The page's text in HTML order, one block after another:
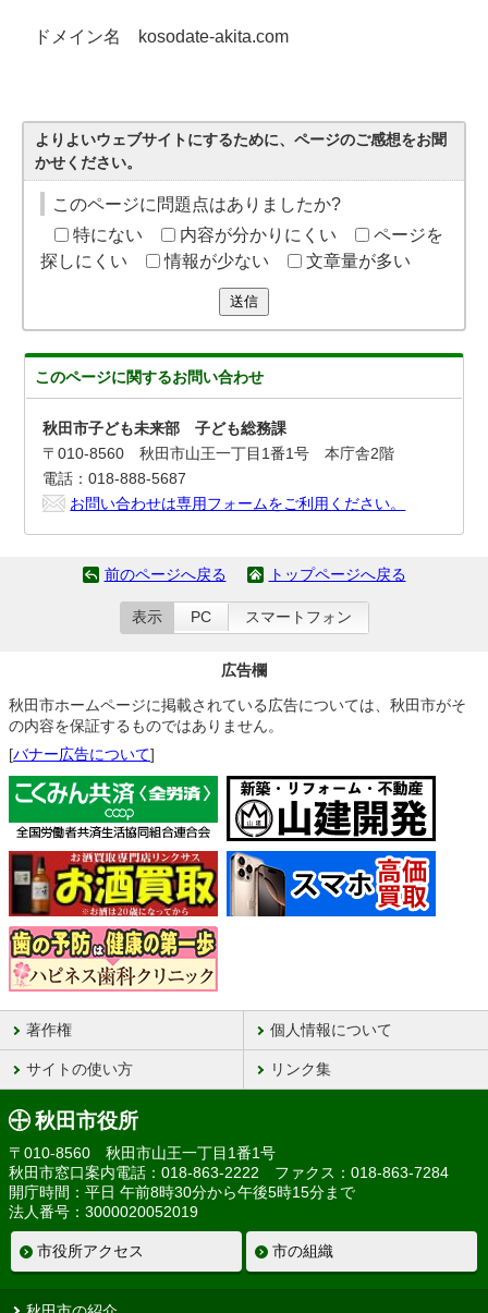
ドメイン名 kosodate-akita.com
よりよいウェブサイトにするために、ページのご感想をお聞
かせください。
このページに問題点はありましたか?
特にない
内容が分かりにくい
ページを
探しにくい
情報が少ない 文章量が多い
送信
このページに関するお問い合わせ
秋田市子ども未来部 子ども総務課
〒010-8560 秋田市山王一丁目1番1号 本庁舎2階
電話：018-888-5687
お問い合わせは専用フォームをご利用ください。
前のページへ戻る トップページへ戻る
表示 PC スマートフォン
広告欄
秋田市ホームページに掲載されている広告については、秋田市がそ
の内容を保証するものではありません。
[バナー広告について]
著作権 個人情報について
サイトの使い方 リンク集
秋田市役所
〒010-8560 秋田市山王一丁目1番1号
秋田市窓口案内電話：018-863-2222 ファクス：018-863-7284
開庁時間：平日 午前8時30分から午後5時15分まで
法人番号：3000020052019
市役所アクセス 市の組織